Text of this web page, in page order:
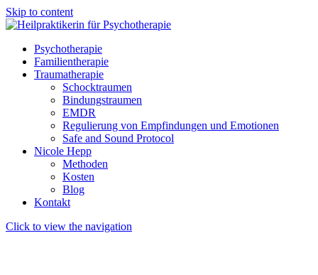
Skip to content
Psychotherapie
Familientherapie
Traumatherapie
Schocktraumen
Bindungstraumen
EMDR
Regulierung von Empfindungen und Emotionen
Safe and Sound Protocol
Nicole Hepp
Methoden
Kosten
Blog
Kontakt
Click to view the navigation